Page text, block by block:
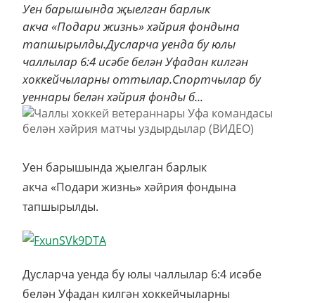
Уен барышында җыелган барлык
акча «Подари жизнь» хәйрия фондына
тапшырылды.Дусларча уенда бу юлы
чаллылар 6:4 исәбе белән Уфадан килгән
хоккейчыларны оттылар.Спортчылар бу
уеннары белән хәйрия фонды б...
Уен барышында җыелган барлык
акча «Подари жизнь» хәйрия фондына
тапшырылды.
Дусларча уенда бу юлы чаллылар 6:4 исәбе
белән Уфадан килгән хоккейчыларны